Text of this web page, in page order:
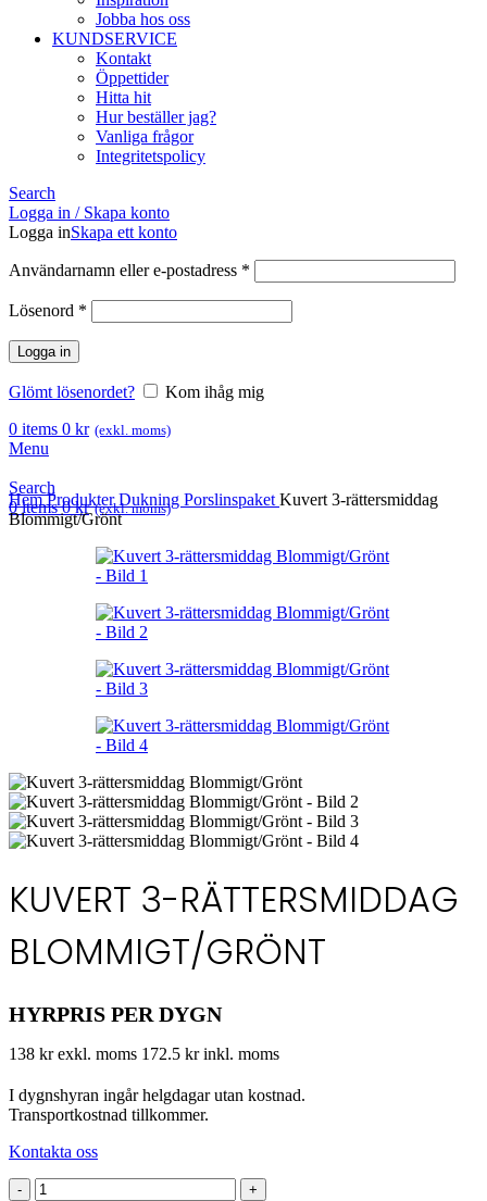
Jobba hos oss
KUNDSERVICE
Kontakt
Öppettider
Hitta hit
Hur beställer jag?
Vanliga frågor
Integritetspolicy
Search
Logga in / Skapa konto
Logga inSkapa ett konto
Användarnamn eller e-postadress *
Lösenord *
Logga in
Glömt lösenordet?
Kom ihåg mig
0 items 0 kr (exkl. moms)
Menu
Search
0items 0kr (exkl. moms)
HemProdukterDukning Porslinspaket Kuvert 3-rättersmiddag
Blommigt/Grönt
KUVERT 3-RÄTTERSMIDDAG
BLOMMIGT/GRÖNT
HYRPRIS PER DYGN
138 kr exkl. moms 172.5 kr inkl. moms
I dygnshyran ingår helgdagar utan kostnad.
Transportkostnad tillkommer.
Kontakta oss
Kuvert